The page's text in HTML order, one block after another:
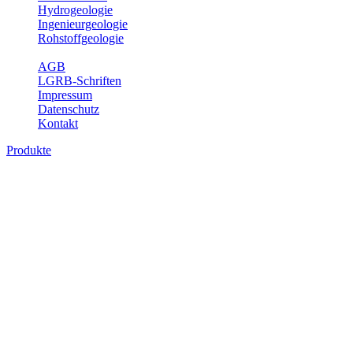
Hydrogeologie
Ingenieurgeologie
Rohstoffgeologie
AGB
LGRB-Schriften
Impressum
Datenschutz
Kontakt
Produkte